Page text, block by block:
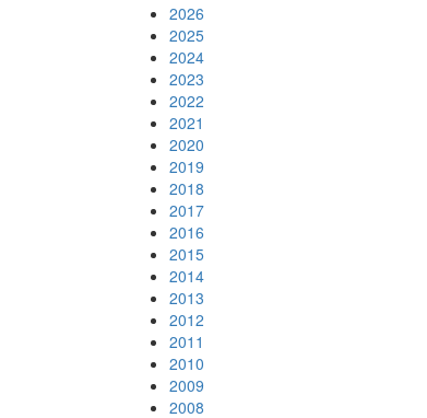
2026
2025
2024
2023
2022
2021
2020
2019
2018
2017
2016
2015
2014
2013
2012
2011
2010
2009
2008